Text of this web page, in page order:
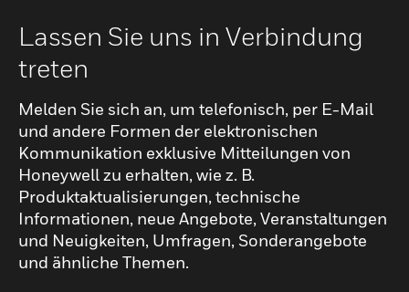
Lassen Sie uns in Verbindung
treten
Melden Sie sich an, um telefonisch, per E-Mail
und andere Formen der elektronischen
Kommunikation exklusive Mitteilungen von
Honeywell zu erhalten, wie z. B.
Produktaktualisierungen, technische
Informationen, neue Angebote, Veranstaltungen
und Neuigkeiten, Umfragen, Sonderangebote
und ähnliche Themen.